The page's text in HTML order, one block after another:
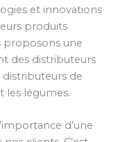
et innovations
produits
proposons une
des distributeurs
distributeurs de
les légumes.
d’une